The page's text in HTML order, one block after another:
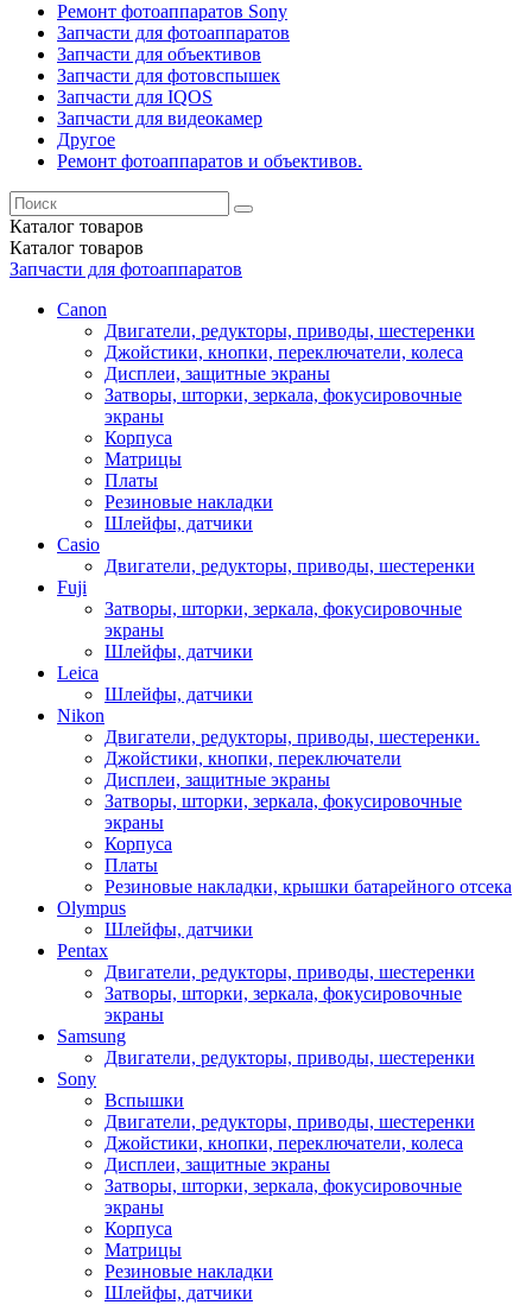
Ремонт фотоаппаратов Sony
Запчасти для фотоаппаратов
Запчасти для объективов
Запчасти для фотовспышек
Запчасти для IQOS
Запчасти для видеокамер
Другое
Ремонт фотоаппаратов и объективов.
Каталог товаров
Каталог товаров
Запчасти для фотоаппаратов
Canon
Двигатели, редукторы, приводы, шестеренки
Джойстики, кнопки, переключатели, колеса
Дисплеи, защитные экраны
Затворы, шторки, зеркала, фокусировочные
экраны
Корпуса
Матрицы
Платы
Резиновые накладки
Шлейфы, датчики
Casio
Двигатели, редукторы, приводы, шестеренки
Fuji
Затворы, шторки, зеркала, фокусировочные
экраны
Шлейфы, датчики
Leica
Шлейфы, датчики
Nikon
Двигатели, редукторы, приводы, шестеренки.
Джойстики, кнопки, переключатели
Дисплеи, защитные экраны
Затворы, шторки, зеркала, фокусировочные
экраны
Корпуса
Платы
Резиновые накладки, крышки батарейного отсека
Olympus
Шлейфы, датчики
Pentax
Двигатели, редукторы, приводы, шестеренки
Затворы, шторки, зеркала, фокусировочные
экраны
Samsung
Двигатели, редукторы, приводы, шестеренки
Sony
Вспышки
Двигатели, редукторы, приводы, шестеренки
Джойстики, кнопки, переключатели, колеса
Дисплеи, защитные экраны
Затворы, шторки, зеркала, фокусировочные
экраны
Корпуса
Матрицы
Резиновые накладки
Шлейфы, датчики